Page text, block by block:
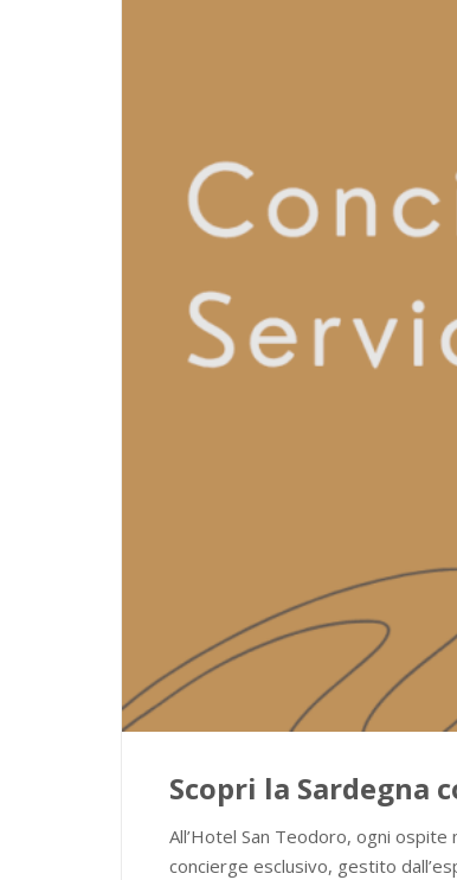
Scopri la Sardegna
All’Hotel San Teodoro, ogni
concierge esclusivo, gestito